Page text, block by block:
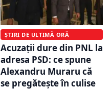
ȘTIRI DE ULTIMĂ ORĂ
Acuzații dure din PNL la
adresa PSD: ce spune
Alexandru Muraru că
se pregătește în culise